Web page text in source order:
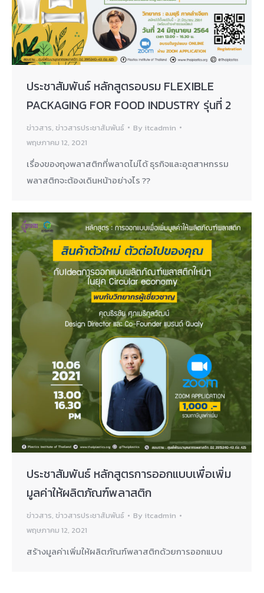
ประชาสัมพันธ์ หลักสูตรอบรม FLEXIBLE
PACKAGING FOR FOOD INDUSTRY รุ่นที่ 2
ข่าวสาร, ข่าวสารประชาสัมพันธ์ By itcadmin
พฤษภาคม 12, 2021
เรื่องของถุงพลาสติกที่พลาดไม่ได้ ธุรกิจและอุตสาหกรรม
พลาสติกจะต้องเดินหน้าอย่างไร ??
ประชาสัมพันธ์ หลักสูตรการออกแบบเพื่อเพิ่ม
มูลค่าให้ผลิตภัณฑ์พลาสติก
ข่าวสาร, ข่าวสารประชาสัมพันธ์ By itcadmin
พฤษภาคม 12, 2021
สร้างมูลค่าเพิ่มให้ผลิตภัณฑ์พลาสติกด้วยการออกแบบ